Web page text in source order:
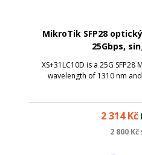
MikroTik SFP28
25Gbps,
XS+31LC10D is a 25G
wavelength of 1310 nm
2 314Kč
2 800 Kč